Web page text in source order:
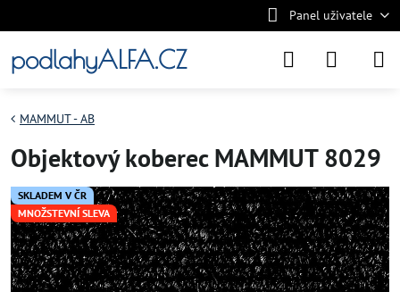
Panel uživatele
podlahyALFA.CZ
SKLADEM V ČR
MNOŽSTEVNÍ SLEVA
MAMMUT - AB
Objektový koberec MAMMUT 8029